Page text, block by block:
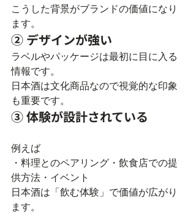
こうした背景がブランドの価値になり
ます。
② デザインが強い
ラベルやパッケージは最初に目に入る
情報です。
日本酒は文化商品なので視覚的な印象
も重要です。
③ 体験が設計されている
例えば
・料理とのペアリング・飲食店での提
供方法・イベント
日本酒は「飲む体験」で価値が広がり
ます。